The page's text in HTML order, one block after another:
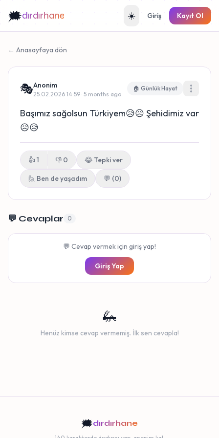
🗯️dırdırhane ☀️ Giriş Kayıt Ol
← Anasayfaya dön
🎭Anonim
25.02.2026 14:59 · 5 months ago
🏠 Günlük Hayat
Başımız sağolsun Türkiyem😥😥 Şehidimiz var
😥😥
👍1 👎 0 😂 Tepki ver
🙋 Ben de yaşadım 💬 (0)
💬 Cevaplar 0
💬 Cevap vermek için giriş yap!
Giriş Yap
🦗
Henüz kimse cevap vermemiş. İlk sen cevapla!
🗯️dırdırhane